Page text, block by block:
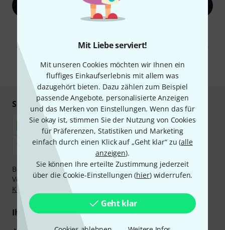
Mit Liebe serviert!
Mit unseren Cookies möchten wir Ihnen ein
fluffiges Einkaufserlebnis mit allem was
dazugehört bieten. Dazu zählen zum Beispiel
passende Angebote, personalisierte Anzeigen
und das Merken von Einstellungen. Wenn das für
Sie okay ist, stimmen Sie der Nutzung von Cookies
für Präferenzen, Statistiken und Marketing
einfach durch einen Klick auf „Geht klar“ zu (alle
anzeigen).
Sie können Ihre erteilte Zustimmung jederzeit
über die Cookie-Einstellungen (hier) widerrufen.
Geht klar
Jetzt anmelden
Abmeldung ist jederzeit möglich. Weitere Informationen finden Sie in
* Pflichtfeld
Sicher einkaufen & bezahlen
Bezahlen Sie vertraulich und sicher per Nachnahme,
Vorkasse, PayPal, Amazon Pay,Klarna Sofort bezahlen
Klarna Ratenzahlung
Ihre Vorteile